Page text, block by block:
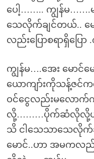
ပေါ့…….. ကျွန်မ…….
သေလိုက်ချင်တယ်.. မ
လည်းပြောစရာရှိပြ
ကျွန်မ….အေး မောင်
ယောကျာ်းကိုသန့်ဇင်က
ဝင်ငွေလည်းမလောက်
လို့………ပိုက်ဆံလိုလို့ဟ
သိ ငါသေသာသေလိုက်
မောင်..ဟာ အမက